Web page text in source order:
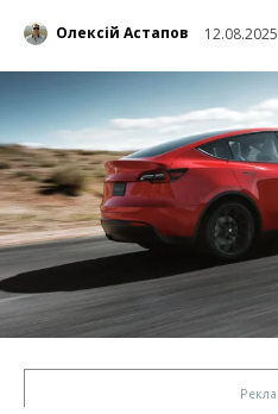
Олексій Астапов 12.08.2025